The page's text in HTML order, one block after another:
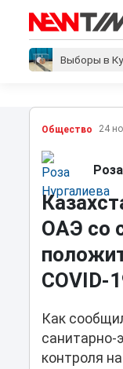
Выборы в
Общество 24
ОАЭ со
COVID-
Как
санитарно-
контроля